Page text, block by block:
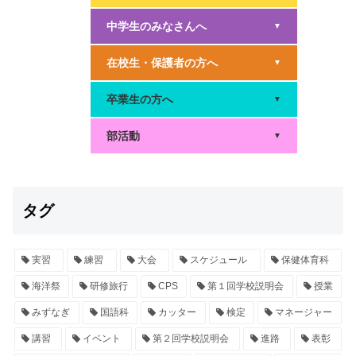
中学生のみなさんへ ▼
在校生・保護者の方へ ▼
卒業生の方へ ▼
部活動 ▼
タグ
実習 練習 大会 スケジュール 保健体育科
海洋祭 研修旅行 CPS 第１回学校説明会 授業
みずなぎ 国語科 カッター 検定 マネージャー
講習 イベント 第２回学校説明会 進路 表彰